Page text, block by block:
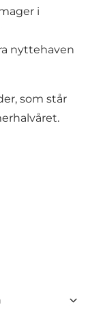
i
nyttehaven
som står